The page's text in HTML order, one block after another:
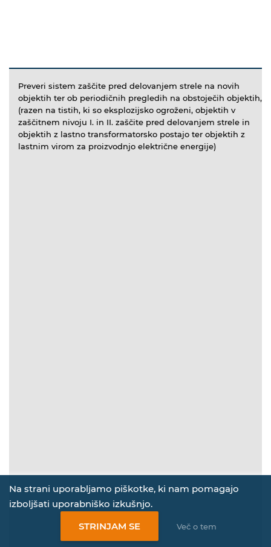
Na strani uporabljamo piškotke, ki nam pomagajo
izboljšati uporabniško izkušnjo.
STRINJAM SE
Več o tem
Preveri sistem zaščite pred delovanjem strele na novih
objektih ter ob periodičnih pregledih na obstoječih objektih,
(razen na tistih, ki so eksplozijsko ogroženi, objektih v
zaščitnem nivoju I. in II. zaščite pred delovanjem strele in
objektih z lastno transformatorsko postajo ter objektih z
lastnim virom za proizvodnjo električne energije)